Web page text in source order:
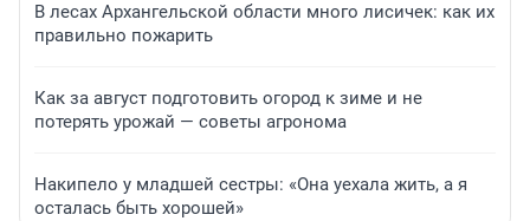
В лесах Архангельской области много лисичек: как их
правильно пожарить
Как за август подготовить огород к зиме и не
потерять урожай — советы агронома
Накипело у младшей сестры: «Она уехала жить, а я
осталась быть хорошей»